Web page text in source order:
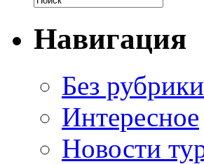
Навигация
Без рубрики
Интересное
Новости